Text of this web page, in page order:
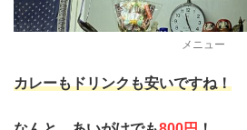
メニュー
カレーもドリンクも安いですね！